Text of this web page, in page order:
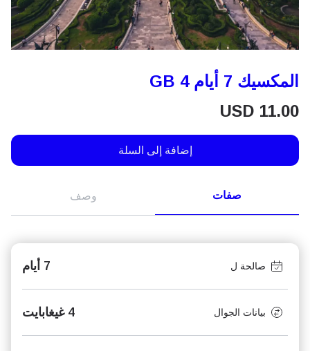
المكسيك 7 أيام 4 GB
USD 11.00
إضافة إلى السلة
صفات وصف
صالحة ل 7 أيام
بيانات الجوال 4 غيغابايت